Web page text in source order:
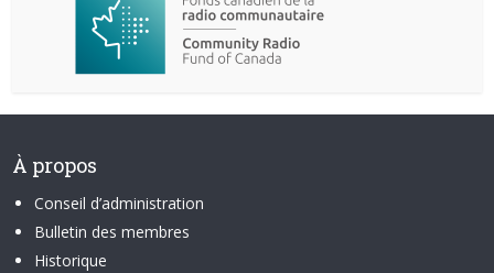
À propos
Conseil d’administration
Bulletin des membres
Historique